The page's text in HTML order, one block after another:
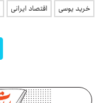
خرید یوسی
اقتصاد ایرانی